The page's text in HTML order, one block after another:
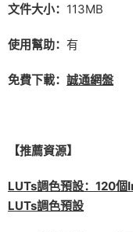
文件大小： 113MB
使用幫助： 有
免費下載： 誠通網盤
【推薦資源】
LUTs調色預設：120
LUTs調色預設